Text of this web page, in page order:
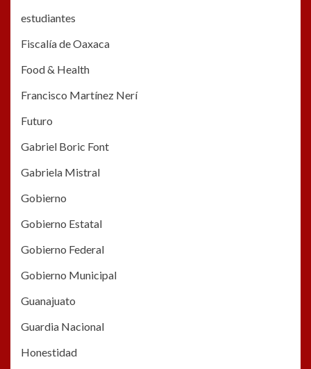
estudiantes
Fiscalía de Oaxaca
Food & Health
Francisco Martínez Nerí
Futuro
Gabriel Boric Font
Gabriela Mistral
Gobierno
Gobierno Estatal
Gobierno Federal
Gobierno Municipal
Guanajuato
Guardia Nacional
Honestidad